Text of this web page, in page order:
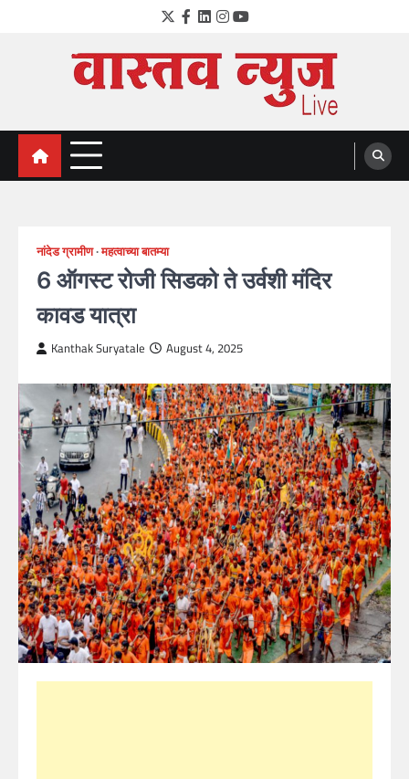
Twitter
Facebook
LinkedIn
Instagram
YouTube
VastavNEWSLive.com
a leading NEWS portal of Maharahstra
नांदेड ग्रामीण महत्वाच्या बातम्या
6 ऑगस्ट रोजी सिडको ते उर्वशी मंदिर
कावड यात्रा
Kanthak Suryatale August 4, 2025